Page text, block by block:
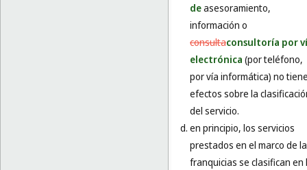
deasesoramiento,
información o
consultaconsultoría por
electrónica (por teléfono,
por vía informática) no
efectos sobre la
del servicio.
en principio, los servicios
prestados en el marco de
franquicias se clasifican en